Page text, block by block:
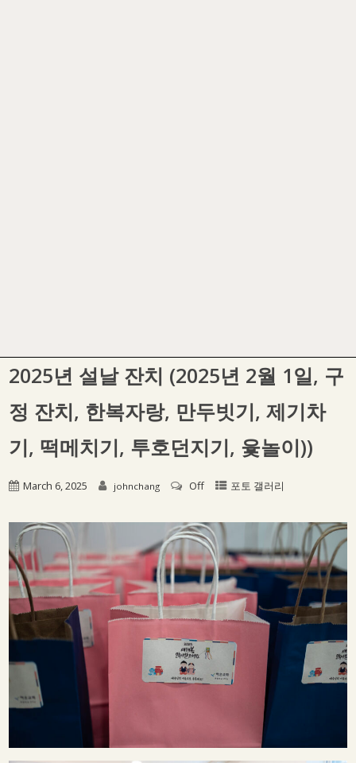
2025년 설날 잔치 (2025년 2월 1일, 구
정 잔치, 한복자랑, 만두빗기, 제기차
기, 떡메치기, 투호던지기, 윷놀이))
March 6, 2025 johnchang Off 포토 갤러리